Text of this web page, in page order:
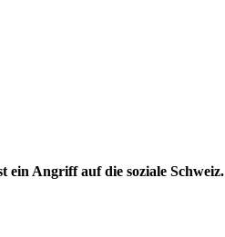
ein Angriff auf die soziale Schweiz.